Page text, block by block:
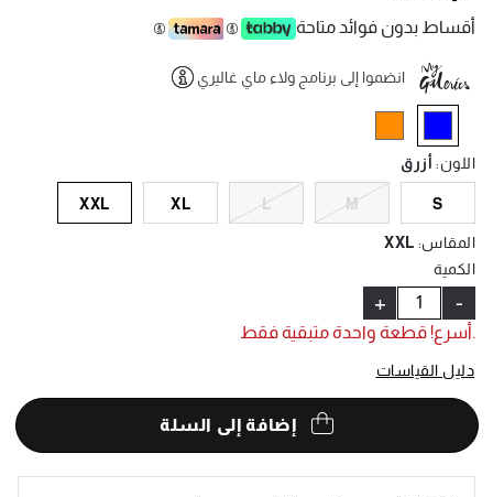
أقساط بدون فوائد متاحة
انضموا إلى برنامج ولاء ماي غاليري
selectedاللون: أزرق
S
M
L
XL
XXL
المقاس:
XXL
الكمية
-
+
.أسرع! قطعة واحدة متبقية فقط
دليل القياسات
إضافة إلى السلة